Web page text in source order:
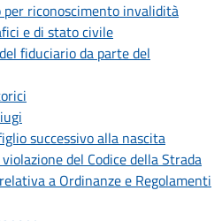
riconoscimento invalidità
e di stato civile
fiduciario da parte del
successivo alla nascita
del Codice della Strada
a Ordinanze e Regolamenti